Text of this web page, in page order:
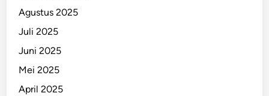
Agustus 2025
Juli 2025
Juni 2025
Mei 2025
April 2025